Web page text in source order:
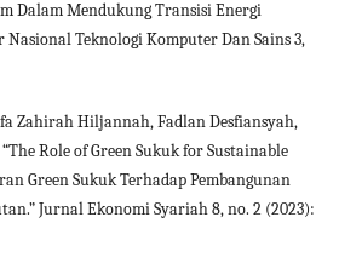
Dalam Mendukung Transisi Energi
Nasional Teknologi Komputer Dan Sains 3,
Zahirah Hiljannah, Fadlan Desfiansyah,
Role of Green Sukuk for Sustainable
Green Sukuk Terhadap Pembangunan
Jurnal Ekonomi Syariah 8, no. 2 (2023):